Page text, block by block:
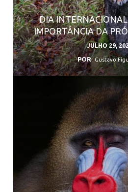
DIA
IMPORTÂNCIA DA
JULHO 29,
POR Gustavo